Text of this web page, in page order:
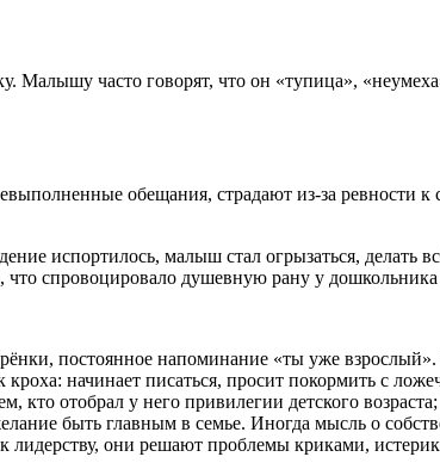
часто говорят, что он «тупица»,
обещания, страдают из-за ревности к
испортилось, малыш стал огрызаться, делать
спровоцировало душевную рану у
постоянное напоминание «ты уже
начинает писаться, просит покормить с
кто отобрал у него привилегии детского возраста;
быть главным в семье. Иногда мысль о
лидерству, они решают проблемы криками,